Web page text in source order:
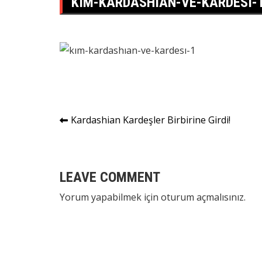
Yazı
Kardashian Kardeşler Birbirine Girdi!
LEAVE COMMENT
Yorum yapabilmek için oturum açmalısınız.